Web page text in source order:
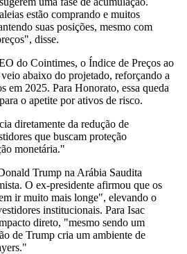
estão comprando e muitos
suas posições, mesmo com
disse.
do Cointimes, o Índice de Preços ao
abaixo do projetado, reforçando a
em 2025. Para Honorato, essa queda
o apetite por ativos de risco.
diretamente da redução de
que buscam proteção
monetária."
Trump na Arábia Saudita
O ex-presidente afirmou que os
ir muito mais longe", elevando o
institucionais. Para Isac
direto, "mesmo sendo um
de Trump cria um ambiente de